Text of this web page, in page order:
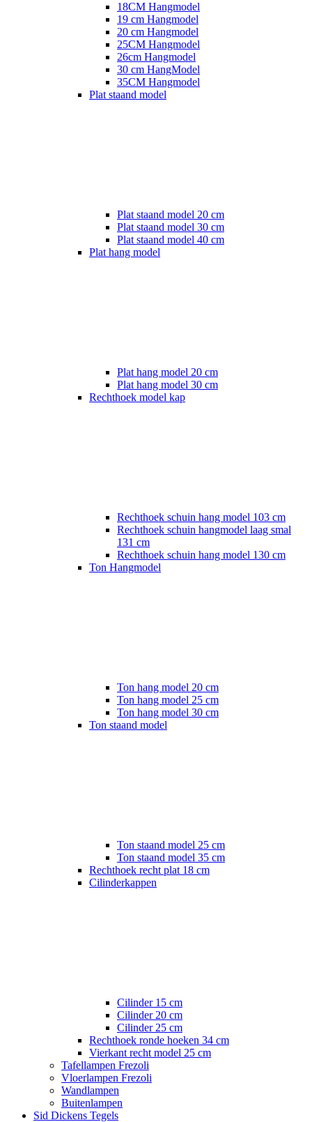
18CM Hangmodel
19 cm Hangmodel
20 cm Hangmodel
25CM Hangmodel
26cm Hangmodel
30 cm HangModel
35CM Hangmodel
Plat staand model
Plat staand model 20 cm
Plat staand model 30 cm
Plat staand model 40 cm
Plat hang model
Plat hang model 20 cm
Plat hang model 30 cm
Rechthoek model kap
Rechthoek schuin hang model 103 cm
Rechthoek schuin hangmodel laag smal
131 cm
Rechthoek schuin hang model 130 cm
Ton Hangmodel
Ton hang model 20 cm
Ton hang model 25 cm
Ton hang model 30 cm
Ton staand model
Ton staand model 25 cm
Ton staand model 35 cm
Rechthoek recht plat 18 cm
Cilinderkappen
Cilinder 15 cm
Cilinder 20 cm
Cilinder 25 cm
Rechthoek ronde hoeken 34 cm
Vierkant recht model 25 cm
Tafellampen Frezoli
Vloerlampen Frezoli
Wandlampen
Buitenlampen
Sid Dickens Tegels